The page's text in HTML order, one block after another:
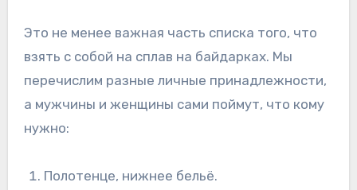
Это не менее важная часть списка того, что
взять с собой на сплав на байдарках. Мы
перечислим разные личные принадлежности,
а мужчины и женщины сами поймут, что кому
нужно:
Полотенце, нижнее бельё.